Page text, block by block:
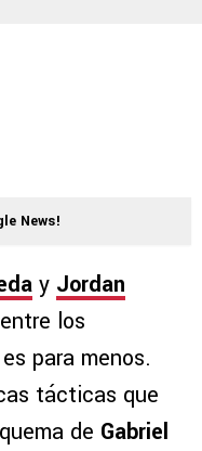
News!
y Jordan
los
para menos.
tácticas que
de Gabriel